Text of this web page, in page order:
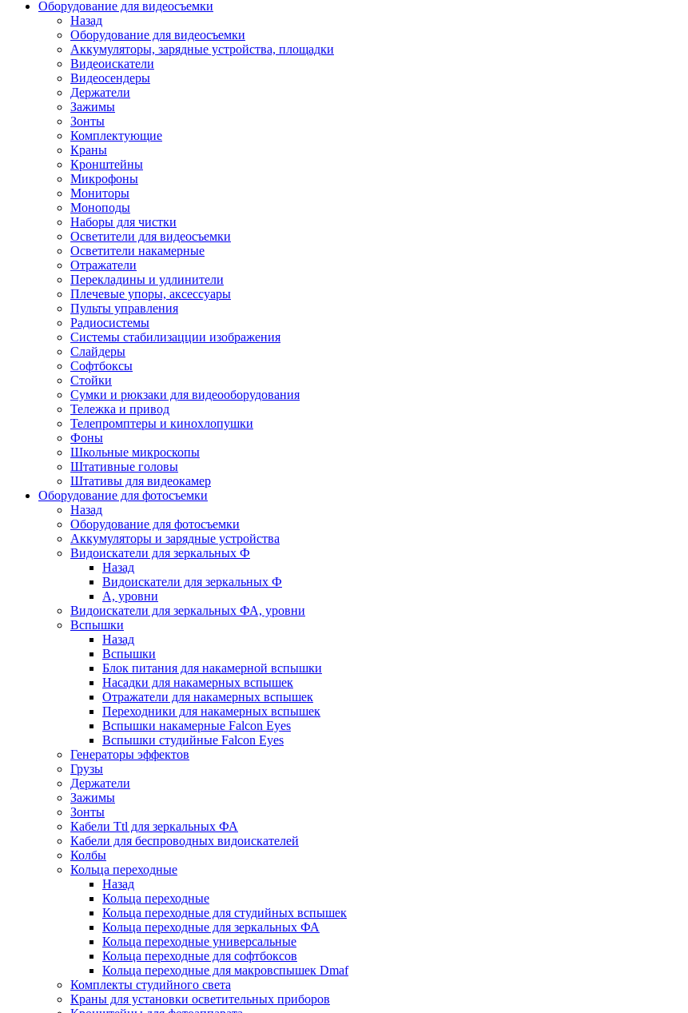
Оборудование для видеосъемки
Назад
Оборудование для видеосъемки
Аккумуляторы, зарядные устройства, площадки
Видеоискатели
Видеосендеры
Держатели
Зажимы
Зонты
Комплектующие
Краны
Кронштейны
Микрофоны
Мониторы
Моноподы
Наборы для чистки
Осветители для видеосъемки
Осветители накамерные
Отражатели
Перекладины и удлинители
Плечевые упоры, аксессуары
Пульты управления
Радиосистемы
Системы стабилизацции изображения
Слайдеры
Софтбоксы
Стойки
Сумки и рюкзаки для видеооборудования
Тележка и привод
Телепромптеры и кинохлопушки
Фоны
Школьные микроскопы
Штативные головы
Штативы для видеокамер
Оборудование для фотосъемки
Назад
Оборудование для фотосъемки
Аккумуляторы и зарядные устройства
Видоискатели для зеркальных Ф
Назад
Видоискатели для зеркальных Ф
А, уровни
Видоискатели для зеркальных ФА, уровни
Вспышки
Назад
Вспышки
Блок питания для накамерной вспышки
Насадки для накамерных вспышек
Отражатели для накамерных вспышек
Переходники для накамерных вспышек
Вспышки накамерные Falcon Eyes
Вспышки студийные Falcon Eyes
Генераторы эффектов
Грузы
Держатели
Зажимы
Зонты
Кабели Ttl для зеркальных ФА
Кабели для беспроводных видоискателей
Колбы
Кольца переходные
Назад
Кольца переходные
Кольца переходные для студийных вспышек
Кольца переходные для зеркальных ФА
Кольца переходные универсальные
Кольца переходные для софтбоксов
Кольца переходные для макровспышек Dmaf
Комплекты студийного света
Краны для установки осветительных приборов